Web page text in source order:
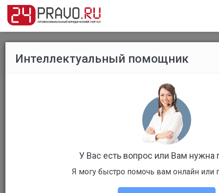
Все публикации / Гражданское право
Королев Павел Игоревич
Интеллектуальный помощник
У Вас есть вопрос или Вам
Я могу быстро помочь вам онлайн или